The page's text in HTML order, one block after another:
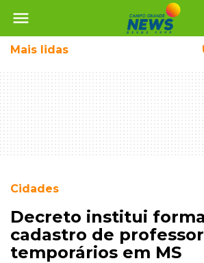
menu
Mais lidas
Cidades
Decreto institui
cadastro de
temporários em MS